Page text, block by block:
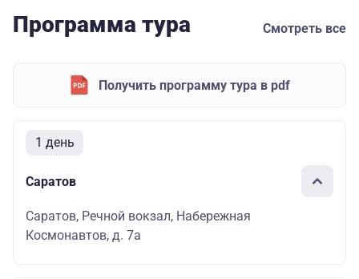
Программа тура Смотреть все
Получить программу тура в pdf
1 день
Саратов
Саратов, Речной вокзал, Набережная
Космонавтов, д. 7а